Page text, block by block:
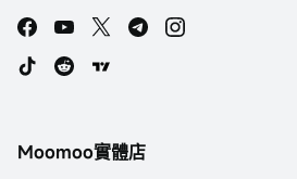
Moomoo實體店